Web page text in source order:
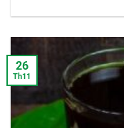
26
Th11